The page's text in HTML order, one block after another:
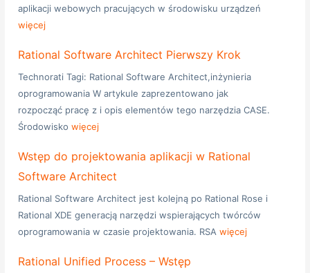
aplikacji webowych pracujących w środowisku urządzeń
więcej
Rational Software Architect Pierwszy Krok
Technorati Tagi: Rational Software Architect,inżynieria
oprogramowania W artykule zaprezentowano jak
rozpocząć pracę z i opis elementów tego narzędzia CASE.
Środowiskowięcej
Wstęp do projektowania aplikacji w Rational
Software Architect
Rational Software Architect jest kolejną po Rational Rose i
Rational XDE generacją narzędzi wspierających twórców
oprogramowania w czasie projektowania. RSAwięcej
Rational Unified Process – Wstęp